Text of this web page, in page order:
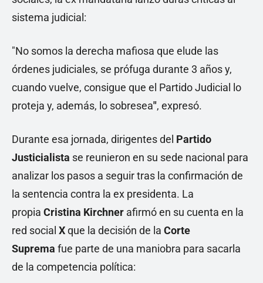
sistema judicial:
"No somos la derecha mafiosa que elude las
órdenes judiciales, se prófuga durante 3 años y,
cuando vuelve, consigue que el Partido Judicial lo
proteja y, además, lo sobresea", expresó.
Durante esa jornada, dirigentes del Partido
Justicialista se reunieron en su sede nacional para
analizar los pasos a seguir tras la confirmación de
la sentencia contra la ex presidenta. La
propia Cristina Kirchner afirmó en su cuenta en la
red social Xque la decisión de la Corte
Suprema fue parte de una maniobra para sacarla
de la competencia política: